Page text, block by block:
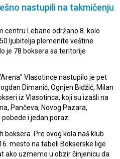
nastupili na takmičenju
centru Lebane održano 8. kolo
ljubitelja plemenite veštine
je 78 boksera sa teritorije
Vlasotince nastupilo je pet
Dimanić, Ognjen Bidžić, Milan
iz Vlasotinca, koji su izašli na
Pančeva, Novog Pazara,
i jedan poraz.
Pre ovog kola naš klub
mesto na tabeli Bokserske lige
ako uzmemo u obzir činjenicu da